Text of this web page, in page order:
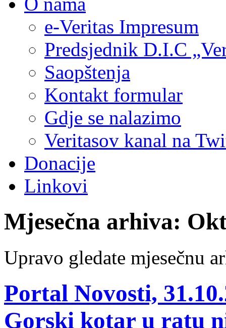
e-Veritas Impresum
Predsjednik D.I.C
Saopštenja
Kontakt formular
Gdje se nalazimo
Veritasov kanal na
Donacije
Linkovi
Mjesečna arhiva:
Upravo gledate mjesečnu
Portal Novosti,
Gorski kotar u ratu